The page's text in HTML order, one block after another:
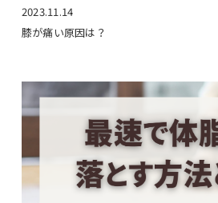
2023.11.14
膝が痛い原因は？